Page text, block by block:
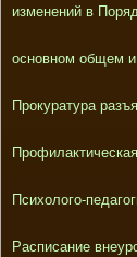
изменений в
основном общем и
Прокуратура
Психолого-
Расписание